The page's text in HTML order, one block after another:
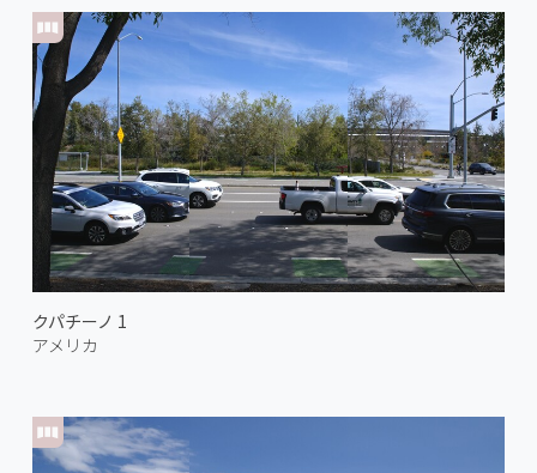
クパチーノ 1
アメリカ